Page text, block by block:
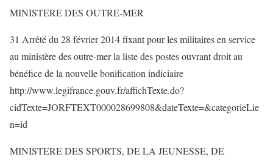
MINISTERE DES OUTRE-MER
31 Arrêté du 28 février 2014 fixant pour les militaires en service
au ministère des outre-mer la liste des postes ouvrant droit au
bénéfice de la nouvelle bonification indiciaire
http://www.legifrance.gouv.fr/affichTexte.do?
cidTexte=JORFTEXT000028699808&dateTexte=&categorieLie
n=id
MINISTERE DES SPORTS, DE LA JEUNESSE, DE